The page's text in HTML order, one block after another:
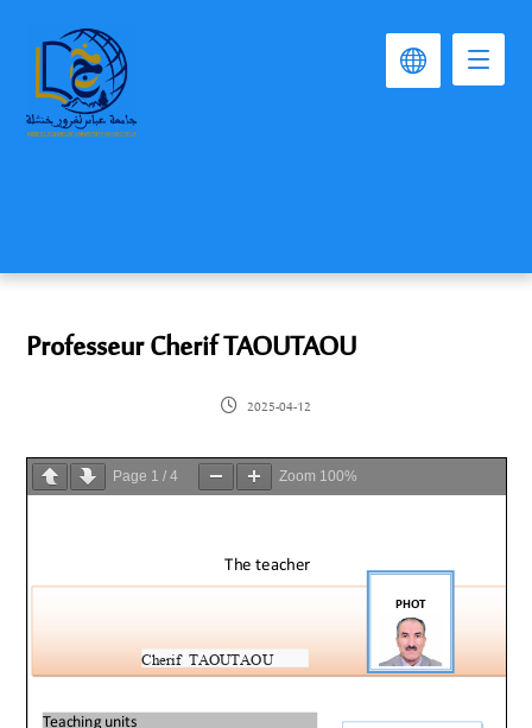
Professeur Cherif TAOUTAOU
2025-04-12
Page 1 /4 Zoom 100%